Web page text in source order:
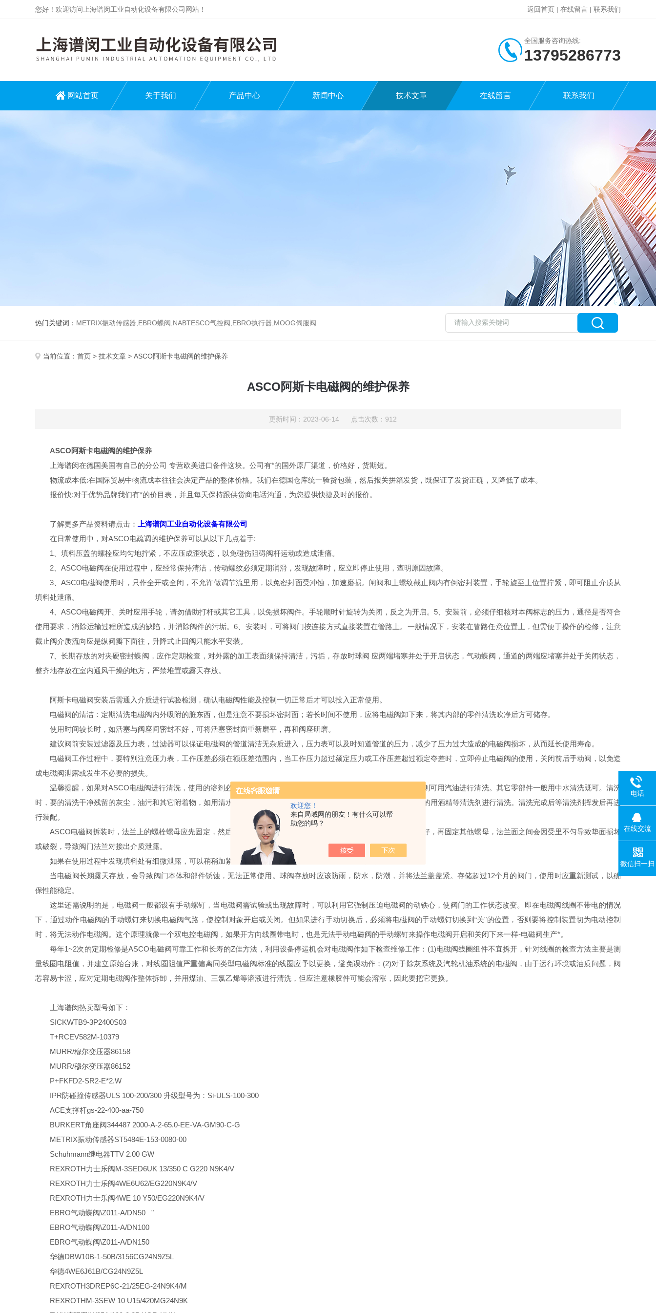
欢迎您！
来自局域网的朋友！有什么可以帮
助您的吗？
您好！欢迎访问上海谱闵工业自动化设备有限公司网站！ 返回首页 | 在线留言 | 联系我们
全国服务咨询热线:
13795286773
网站首页 关于我们 产品中心 新闻中心 技术文章 在线留言 联系我们
热门关键词： METRIX振动传感器,EBRO蝶阀,NABTESCO气控阀,EBRO执行器,MOOG伺服阀
当前位置： 首页 > 技术文章 > ASCO阿斯卡电磁阀的维护保养
ASCO阿斯卡电磁阀的维护保养
更新时间：2023-06-14 点击次数：912
ASCO阿斯卡电磁阀的维护保养
上海谱闵在德国美国有自己的分公司 专营欧美进口备件这块。公司有*的国外原厂渠道，价格好，货期短。
物流成本低:在国际贸易中物流成本往往会决定产品的整体价格。我们在德国仓库统一验货包装，然后报关拼箱发货，既保证了发货正确，又降低了成本。
报价快:对于优势品牌我们有*的价目表，并且每天保持跟供货商电话沟通，为您提供快捷及时的报价。
了解更多产品资料请点击：
上海谱闵工业自动化设备有限公司
在日常使用中，对ASCO电疏调的维护保养可以从以下几点着手:
1、填料压盖的螺栓应均匀地拧紧，不应压成歪状态，以免碰伤阻碍阀杆运动或造成泄痛。
2、ASCO电磁阀在使用过程中，应经常保持清洁，传动螺纹必须定期润滑，发现故障时，应立即停止使用，查明原因故障。
3、ASC0电磁阀使用时，只作全开或全闭，不允许做调节流里用，以免密封面受冲蚀，加速磨损。闸阀和上螺纹截止阀内有倒密封装置，手轮旋至上位置拧紧，即可阻止介质从
填料处泄痛。
4、ASCO电磁阀开、关时应用手轮，请勿借助打杆或其它工具，以免损坏阀件。手轮顺时针旋转为关闭，反之为开启。5、安装前，必须仔细核对本阀标志的压力，通径是否符合
使用要求，消除运输过程所造成的缺陷，并消除阀件的污垢。6、安装时，可将阀门按连接方式直接装置在管路上。一般情况下，安装在管路任意位置上，但需便于操作的检修，注意
截止阀介质流向应是纵阀瓣下面往，升降式止回阀只能水平安装。
7、长期存放的对夹硬密封蝶阀，应作定期检查，对外露的加工表面须保持清洁，污垢，存放时球阀 应两端堵寒并处于开启状态，气动蝶阀，通道的两端应堵塞并处于关闭状态，
整齐地存放在室内通风干燥的地方，严禁堆置或露天存放。
阿斯卡电磁阀安装后需通入介质进行试验检测，确认电磁阀性能及控制一切正常后才可以投入正常使用。
电磁阀的清洁：定期清洗电磁阀内外吸附的脏东西，但是注意不要损坏密封面；若长时间不使用，应将电磁阀卸下来，将其内部的零件清洗吹净后方可储存。
使用时间较长时，如活塞与阀座间密封不好，可将活塞密封面重新磨平，再和阀座研磨。
建议阀前安装过滤器及压力表，过滤器可以保证电磁阀的管道清洁无杂质进入，压力表可以及时知道管道的压力，减少了压力过大造成的电磁阀损坏，从而延长使用寿命。
电磁阀工作过程中，要特别注意压力表，工作压差必须在额压差范围内，当工作压力超过额定压力或工作压差超过额定夺差时，立即停止电磁阀的使用，关闭前后手动阀，以免造
成电磁阀泄露或发生不必要的损失。
温馨提醒，如果对ASCO电磁阀进行清洗，使用的溶剂必须和要清洗的配件不冲突，不腐蚀。如果是燃气专用球阀，则可用汽油进行清洗。其它零部件一般用中水清洗既可。清洗
时，要的清洗干净残留的灰尘，油污和其它附着物，如用清水无法清洗干净，可在不损坏阀体和零部件的前提下，针对性的用酒精等清洗剂进行清洗。清洗完成后等清洗剂挥发后再进
行装配。
ASCO电磁阀拆装时，法兰上的螺栓螺母应先固定，然后将所有螺母稍紧，后用劲固定好。如先将个别螺母强行固定好，再固定其他螺母，法兰面之间会因受里不匀导致垫面损坏
或破裂，导致阀门法兰对接出介质泄露。
如果在使用过程中发现填料处有细微泄露，可以稍稍加紧阀杆螺母，紧至泄露停止既可，不可继续拧紧。
当电磁阀长期露天存放，会导致阀门本体和部件锈蚀，无法正常使用。球阀存放时应该防雨，防水，防潮，并将法兰盖盖紧。存储超过12个月的阀门，使用时应重新测试，以确
保性能稳定。
这里还需说明的是，电磁阀一般都设有手动螺钉，当电磁阀需试验或出现故障时，可以利用它强制压迫电磁阀的动铁心，使阀门的工作状态改变。即在电磁阀线圈不带电的情况
下，通过动作电磁阀的手动螺钉来切换电磁阀气路，使控制对象开启或关闭。但如果进行手动切换后，必须将电磁阀的手动螺钉切换到“关"的位置，否则要将控制装置切为电动控制
时，将无法动作电磁阀。这个原理就像一个双电控电磁阀，如果开方向线圈带电时，也是无法手动电磁阀的手动螺钉来操作电磁阀开启和关闭下来一样-电磁阀生产*。
每年1~2次的定期检修是ASCO电磁阀可靠工作和长寿的Z佳方法，利用设备停运机会对电磁阀作如下检查维修工作：(1)电磁阀线圈组件不宜拆开，针对线圈的检查方法主要是测
量线圈电阻值，并建立原始台账，对线圈阻值严重偏离同类型电磁阀标准的线圈应予以更换，避免误动作；(2)对于除灰系统及汽轮机油系统的电磁阀，由于运行环境或油质问题，阀
芯容易卡涩，应对定期电磁阀作整体拆卸，并用煤油、三氯乙烯等溶液进行清洗，但应注意橡胶件可能会溶涨，因此要把它更换。
上海谱闵热卖型号如下：
SICKWTB9-3P2400S03
T+RCEV582M-10379
MURR/穆尔变压器86158
MURR/穆尔变压器86152
P+FKFD2-SR2-E*2.W
IPR防碰撞传感器ULS 100-200/300 升级型号为：Si-ULS-100-300
ACE支撑杆gs-22-400-aa-750
BURKERT角座阀344487 2000-A-2-65.0-EE-VA-GM90-C-G
METRIX振动传感器ST5484E-153-0080-00
Schuhmann继电器TTV 2.00 GW
REXROTH力士乐阀M-3SED6UK 13/350 C G220 N9K4/V
REXROTH力士乐阀4WE6U62/EG220N9K4/V
REXROTH力士乐阀4WE 10 Y50/EG220N9K4/V
EBRO气动蝶阀\Z011-A/DN50 "
EBRO气动蝶阀\Z011-A/DN100
EBRO气动蝶阀\Z011-A/DN150
华德DBW10B-1-50B/3156CG24N9Z5L
华德4WE6J61B/CG24N9Z5L
REXROTH3DREP6C-21/25EG-24N9K4/M
REXROTHM-3SEW 10 U15/420MG24N9K
电话
在线交流
微信扫一扫